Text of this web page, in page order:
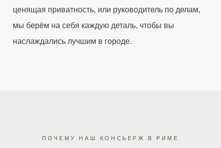
ценящая приватность, или руководитель по делам,
мы берём на себя каждую деталь, чтобы вы
наслаждались лучшим в городе.
ПОЧЕМУ НАШ КОНСЬЕРЖ В РИМЕ